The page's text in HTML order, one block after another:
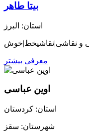
بیتا طاهر
استان: البرز
معرفی بیشتر
اوین عباسی
استان: کردستان
شهرستان: سقز